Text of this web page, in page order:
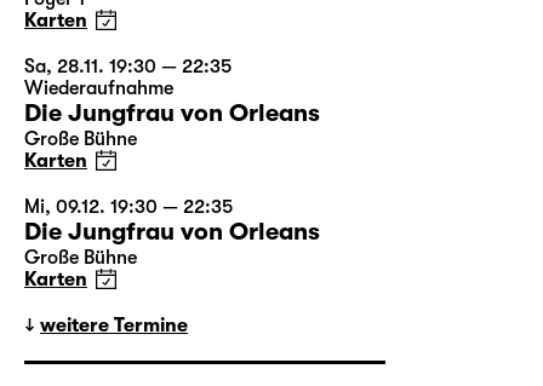
Karten
Sa, 28.11. 19:30 — 22:35
Wiederaufnahme
Die Jungfrau von Orleans
Große Bühne
Karten
Mi, 09.12. 19:30 — 22:35
Die Jungfrau von Orleans
Große Bühne
Karten
weitere Termine